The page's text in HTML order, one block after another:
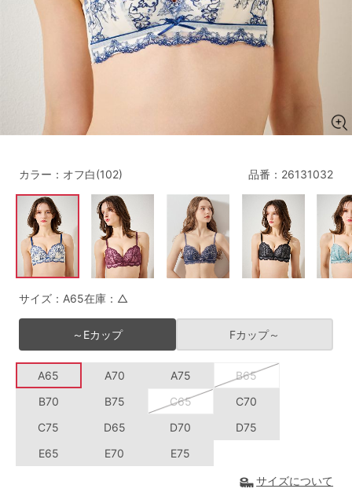
A60 A65 A70 A75
B70 B75 B80
C70
E65 E70 E75 E80 E85
F65 F70 F75
G65 G75
H70 H75
SS M
L LL
S-CD
M-AB M-EF
L-AB L-EF
すべてのサイズを表示する
～999円 1,000～1,999円
2,000～2,999円 3,000～3,999円
4,000円～
セールアイテムから探す
セールアイテム
その他から探す
お気に入り
品番： 26131032
カラー：オフ白(102)
サイズ：A65在庫：△
～Eカップ Fカップ～
A65 A70 A75
B65
B70
B75 C65
C70
C75
D65 D70
D75
E65
E70 E75
サイズについて